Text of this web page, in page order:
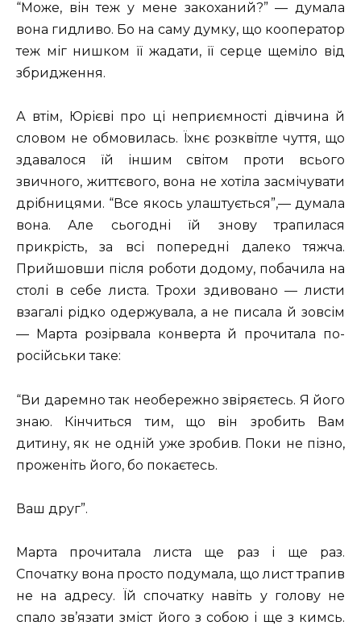
“Може, він теж у мене закоханий?” — думала
вона гидливо. Бо на саму думку, що кооператор
теж міг нишком її жадати, її серце щеміло від
збридження.
А втім, Юрієві про ці неприємності дівчина й
словом не обмовилась. Їхнє розквітле чуття, що
здавалося їй іншим світом проти всього
звичного, життєвого, вона не хотіла засмічувати
дрібницями. “Все якось улаштується”,— думала
вона. Але сьогодні їй знову трапилася
прикрість, за всі попередні далеко тяжча.
Прийшовши після роботи додому, побачила на
столі в себе листа. Трохи здивовано — листи
взагалі рідко одержувала, а не писала й зовсім
— Марта розірвала конверта й прочитала по-
російськи таке:
“Ви даремно так необережно звіряєтесь. Я його
знаю. Кінчиться тим, що він зробить Вам
дитину, як не одній уже зробив. Поки не пізно,
проженіть його, бо покаєтесь.
Ваш друг”.
Марта прочитала листа ще раз і ще раз.
Спочатку вона просто подумала, що лист трапив
не на адресу. Їй спочатку навіть у голову не
спало зв’язати зміст його з собою і ще з кимсь.